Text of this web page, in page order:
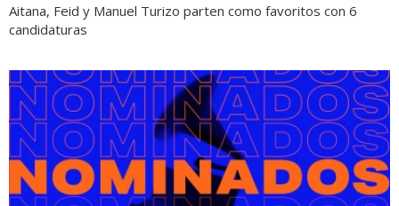
Aitana, Feid y Manuel Turizo parten como favoritos con 6
candidaturas